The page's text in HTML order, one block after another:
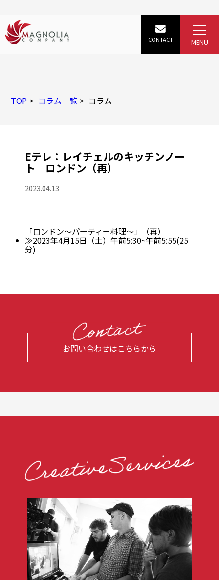
TOP コラム一覧 コラム
Eテレ：レイチェルのキッチンノー
ト ロンドン（再）
2023.04.13
「ロンドン〜パーティー料理〜」（再）
≫2023年4月15日（土）午前5:30~午前5:55(25
分)
お問い合わせはこちらから